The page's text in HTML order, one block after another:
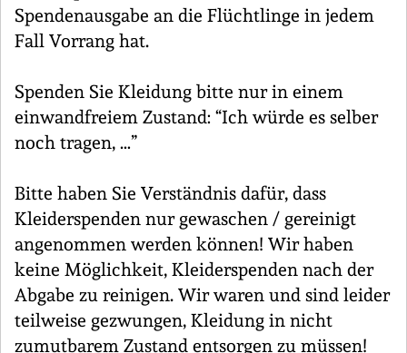
Spendenausgabe an die Flüchtlinge in jedem
Fall Vorrang hat.
Spenden Sie Kleidung bitte nur in einem
einwandfreiem Zustand: “Ich würde es selber
noch tragen, …”
Bitte haben Sie Verständnis dafür, dass
Kleiderspenden nur gewaschen / gereinigt
angenommen werden können! Wir haben
keine Möglichkeit, Kleiderspenden nach der
Abgabe zu reinigen. Wir waren und sind leider
teilweise gezwungen, Kleidung in nicht
zumutbarem Zustand entsorgen zu müssen!